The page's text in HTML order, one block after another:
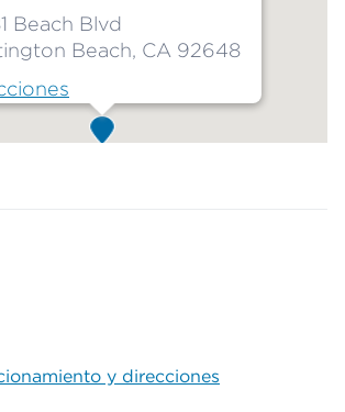
Beach Blvd
Beach, CA 92648
y direcciones